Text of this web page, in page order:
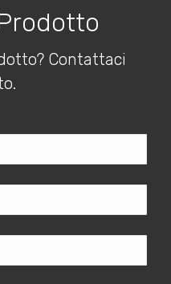
Contattaci